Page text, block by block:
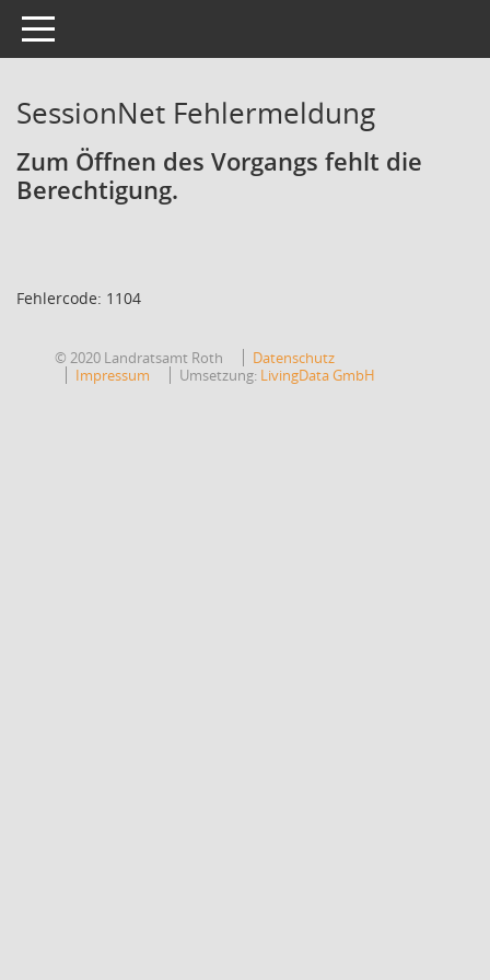
Toggle navigation
SessionNet Fehlermeldung
Zum Öffnen des Vorgangs fehlt die
Berechtigung.
Fehlercode: 1104
© 2020 Landratsamt Roth
Datenschutz
Impressum
Umsetzung: LivingData GmbH